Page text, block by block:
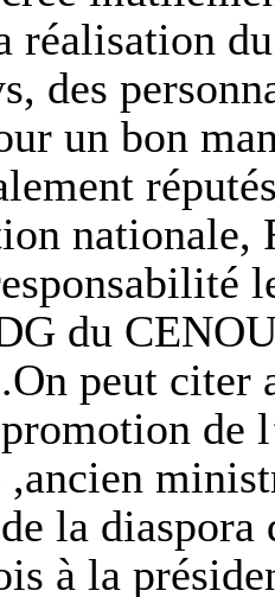
réalisation
des
un bon
du
peut citer
de
,ancien
la
à la